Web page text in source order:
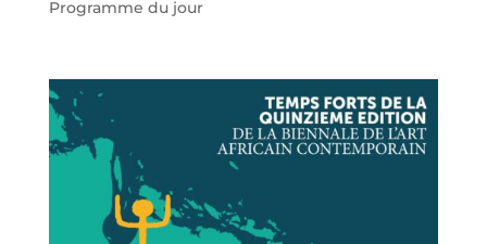
Programme du jour